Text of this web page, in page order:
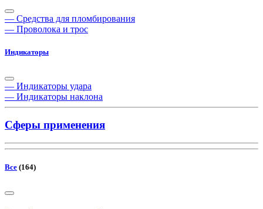
— Средства для пломбирования
— Проволока и трос
Индикаторы
— Индикаторы удара
— Индикаторы наклона
Сферы применения
Все (164)